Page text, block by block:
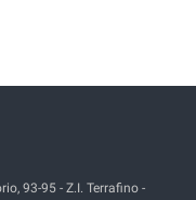
93-95 - Z.I. Terrafino -